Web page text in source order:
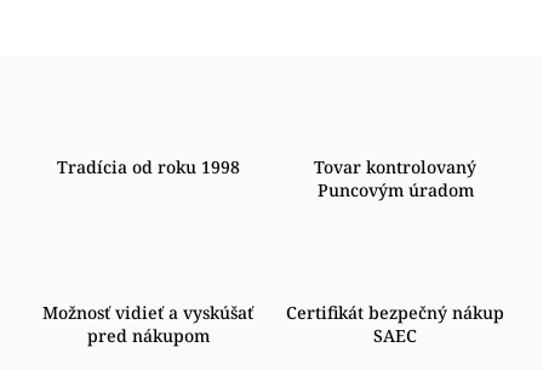
Tradícia od roku 1998
Tovar kontrolovaný
Puncovým úradom
Možnosť vidieť a vyskúšať
pred nákupom
Certifikát bezpečný nákup
SAEC